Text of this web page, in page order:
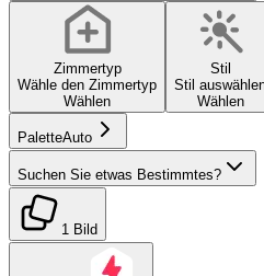
Zimmertyp
Wähle den Zimmertyp
Wählen
Stil
Stil
Wählen
PaletteAuto
Suchen Sie etwas Bestimmtes?
1 Bild